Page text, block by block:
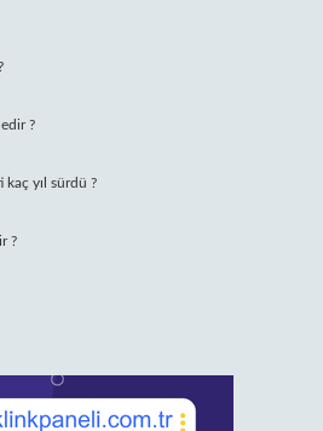
?
kaç yıl sürdü ?
?